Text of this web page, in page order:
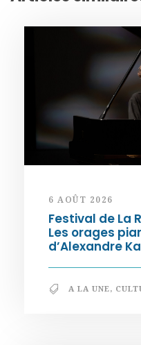
6 AOÛT 2026
Festival de La
Les orages
d’Alexandre
A LA UNE,